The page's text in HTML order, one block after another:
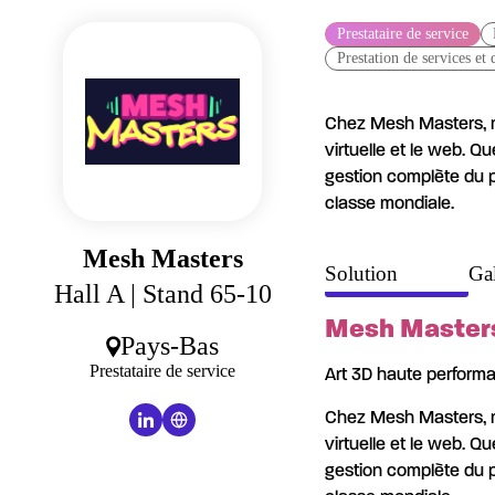
Mesh Masters
Hall A | Stand 65-10
Pays-Bas
Prestataire de service
Prestataire de service
Prestation de services et
Chez Mesh Masters,
virtuelle et le web.
gestion complète du
classe mondiale.
Solution
Mesh
Art 3D haute
Chez Mesh Masters,
virtuelle et le web.
gestion complète du